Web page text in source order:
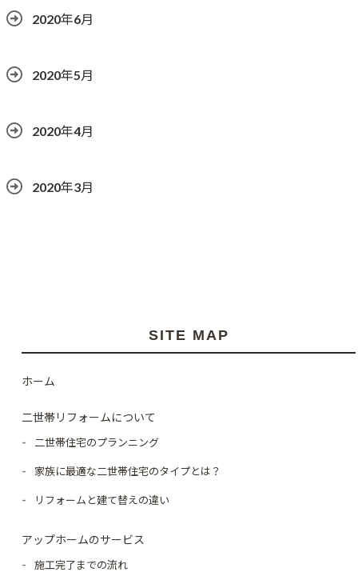
2020年6月
2020年5月
2020年4月
2020年3月
SITE MAP
ホーム
二世帯リフォームについて
二世帯住宅のプランニング
家族に最適な二世帯住宅のタイプとは？
リフォームと建て替えの違い
アップホームのサービス
施工完了までの流れ